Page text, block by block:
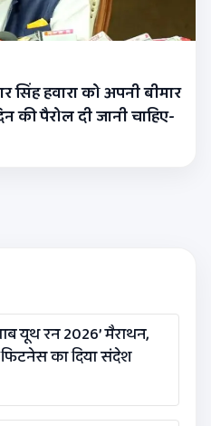
हवारा को अपनी बीमार
की पैरोल दी जानी चाहिए-
यूथ रन 2026’ मैराथन,
का दिया संदेश